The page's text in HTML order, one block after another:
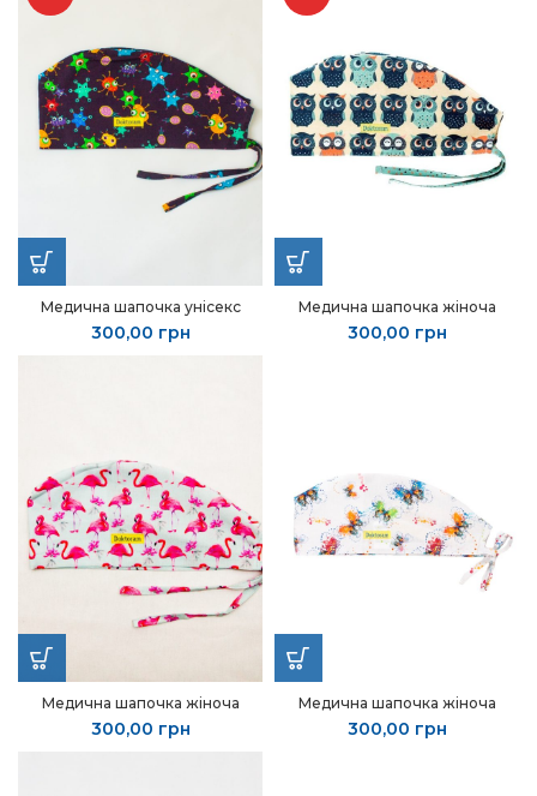
Медична шапочка унісекс
300,00 грн
Медична шапочка жіноча
300,00 грн
Медична шапочка жіноча
300,00 грн
Медична шапочка жіноча
300,00 грн